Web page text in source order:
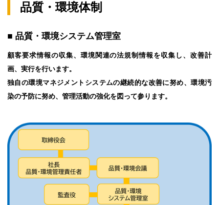
品質・環境体制
■ 品質・環境システム管理室
顧客要求情報の収集、環境関連の法規制情報を収集し、改善計
画、実行を行います。
独自の環境マネジメントシステムの継続的な改善に努め、環境汚
染の予防に努め、管理活動の強化を図って参ります。